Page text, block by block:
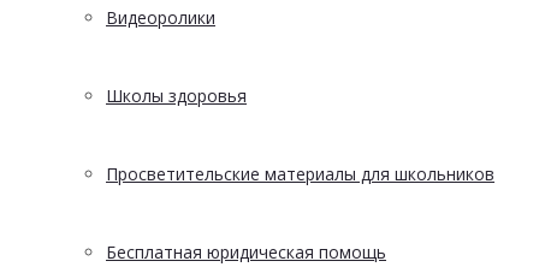
Видеоролики
Школы здоровья
Просветительские материалы для школьников
Бесплатная юридическая помощь